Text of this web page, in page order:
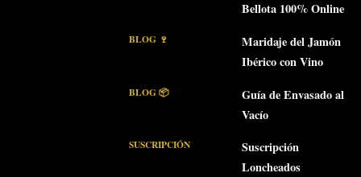
Bellota 100% Online
BLOG 🍷
Maridaje del Jamón
Ibérico con Vino
BLOG 📦
Guía de Envasado al
Vacío
SUSCRIPCIÓN
Suscripción
Loncheados